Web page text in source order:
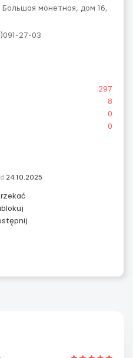
монетная, дом 16,
27-03
297
8
0
0
24.10.2025